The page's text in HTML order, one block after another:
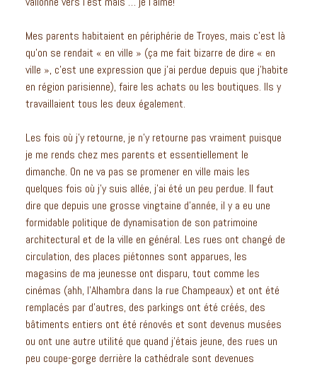
Mes parents habitaient en périphérie de Troyes, mais c’est là
qu’on se rendait « en ville » (ça me fait bizarre de dire « en
ville », c’est une expression que j’ai perdue depuis que j’habite
en région parisienne), faire les achats ou les boutiques. Ils y
travaillaient tous les deux également.
Les fois où j’y retourne, je n’y retourne pas vraiment puisque
je me rends chez mes parents et essentiellement le
dimanche. On ne va pas se promener en ville mais les
quelques fois où j’y suis allée, j’ai été un peu perdue. Il faut
dire que depuis une grosse vingtaine d’année, il y a eu une
formidable politique de dynamisation de son patrimoine
architectural et de la ville en général. Les rues ont changé de
circulation, des places piétonnes sont apparues, les
magasins de ma jeunesse ont disparu, tout comme les
cinémas (ahh, l’Alhambra dans la rue Champeaux) et ont été
remplacés par d’autres, des parkings ont été créés, des
bâtiments entiers ont été rénovés et sont devenus musées
ou ont une autre utilité que quand j’étais jeune, des rues un
peu coupe-gorge derrière la cathédrale sont devenues